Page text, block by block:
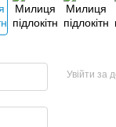
Увійти за